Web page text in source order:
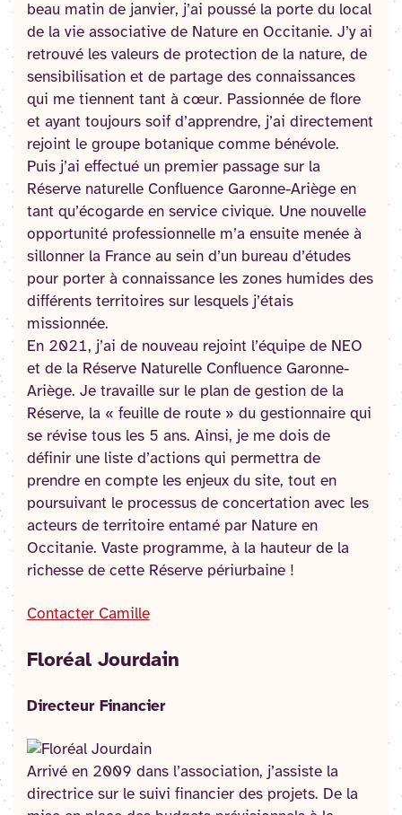
beau matin de janvier, j’ai poussé la porte du local
de la vie associative de Nature en Occitanie. J’y ai
retrouvé les valeurs de protection de la nature, de
sensibilisation et de partage des connaissances
qui me tiennent tant à cœur. Passionnée de flore
et ayant toujours soif d’apprendre, j’ai directement
rejoint le groupe botanique comme bénévole.
Puis j’ai effectué un premier passage sur la
Réserve naturelle Confluence Garonne-Ariège en
tant qu’écogarde en service civique. Une nouvelle
opportunité professionnelle m’a ensuite menée à
sillonner la France au sein d’un bureau d’études
pour porter à connaissance les zones humides des
différents territoires sur lesquels j’étais
missionnée.
En 2021, j’ai de nouveau rejoint l’équipe de NEO
et de la Réserve Naturelle Confluence Garonne-
Ariège. Je travaille sur le plan de gestion de la
Réserve, la « feuille de route » du gestionnaire qui
se révise tous les 5 ans. Ainsi, je me dois de
définir une liste d’actions qui permettra de
prendre en compte les enjeux du site, tout en
poursuivant le processus de concertation avec les
acteurs de territoire entamé par Nature en
Occitanie. Vaste programme, à la hauteur de la
richesse de cette Réserve périurbaine !
Contacter Camille
Floréal Jourdain
Directeur Financier
Arrivé en 2009 dans l’association, j’assiste la
directrice sur le suivi financier des projets. De la